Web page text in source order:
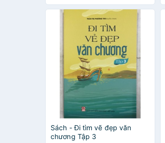
Sách - Đi tìm vẽ đẹp văn
chương Tập 3